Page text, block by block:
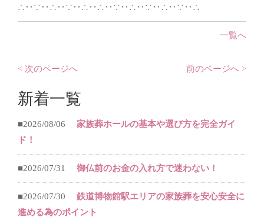
∴‥∵‥∴‥∵‥∴‥∴‥∵‥∴‥∵‥∴‥∵‥∴
一覧へ
< 次のページへ 前のページへ >
新着一覧
■2026/08/06
家族葬ホールの基本や選び方を完全ガイ
ド！
■2026/07/31 御仏前のお金の入れ方で迷わない！
■2026/07/30
鉄道博物館駅エリアの家族葬を安心安全に
進める為のポイント